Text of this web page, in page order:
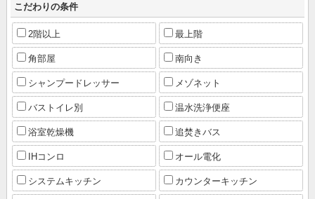
こだわりの条件
2階以上 最上階
角部屋 南向き
シャンプードレッサー メゾネット
バストイレ別 温水洗浄便座
浴室乾燥機 追焚きバス
IHコンロ オール電化
システムキッチン カウンターキッチン